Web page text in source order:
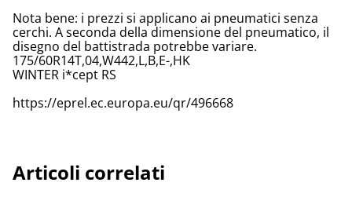
Nota bene: i prezzi si applicano ai pneumatici senza
cerchi. A seconda della dimensione del pneumatico, il
disegno del battistrada potrebbe variare.
175/60R14T,04,W442,L,B,E-,HK
WINTER i*cept RS
https://eprel.ec.europa.eu/qr/496668
Articoli correlati